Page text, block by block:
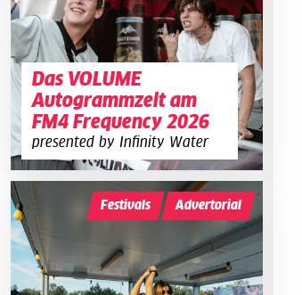
Das VOLUME
Autogrammzelt am
FM4 Frequency 2026
presented by Infinity Water
Festivals Advertorial